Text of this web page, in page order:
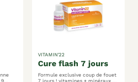
cure flash 7 jours
VITAMIN'22
Formule exclusive coup de fouet
7 jours ! vitamines + minéraux +